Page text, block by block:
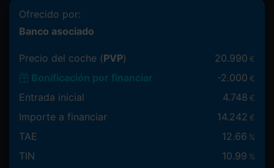
Ofrecido por:
Banco asociado
Precio del coche (PVP) 20.990 €
Bonificación por financiar -2.000 €
Entrada inicial 4.748 €
Importe a financiar 14.242 €
TAE 12.66 %
TIN 10.99 %